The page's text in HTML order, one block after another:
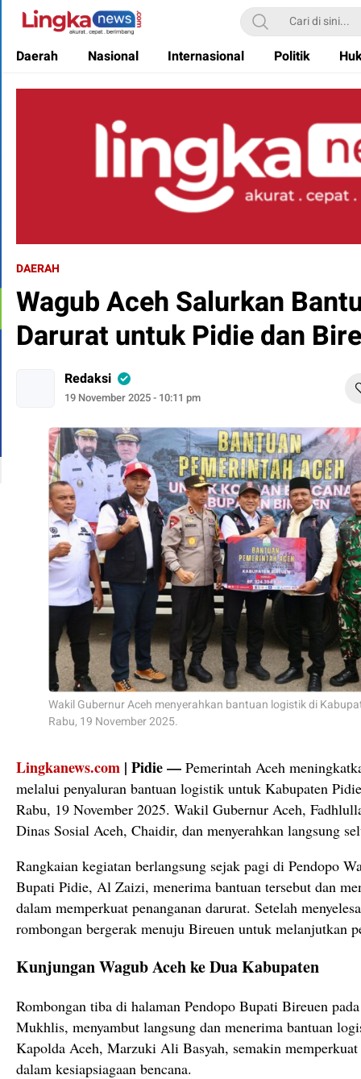
Lingkanews
Akurat. Cepat & Berimbang
Daerah Nasional Internasional Politik
DAERAH
Wagub Aceh Salurkan
Darurat untuk Pidie dan
Redaksi
19 November 2025 - 10:11 pm
Wakil Gubernur Aceh menyerahkan bantuan logistik di
Rabu, 19 November 2025.
Lingkanews.com | Pidie — Pemerintah Aceh
melalui penyaluran bantuan logistik untuk Kabupaten
Rabu, 19 November 2025. Wakil Gubernur Aceh,
Dinas Sosial Aceh, Chaidir, dan menyerahkan langsung
Rangkaian kegiatan berlangsung sejak pagi di Pendopo
Bupati Pidie, Al Zaizi, menerima bantuan tersebut dan
dalam memperkuat penanganan darurat. Setelah
rombongan bergerak menuju Bireuen untuk melanjutkan
Kunjungan Wagub Aceh ke Dua Kabupaten
Rombongan tiba di halaman Pendopo Bupati Bireuen
Mukhlis, menyambut langsung dan menerima bantuan
Kapolda Aceh, Marzuki Ali Basyah, semakin
dalam kesiapsiagaan bencana.